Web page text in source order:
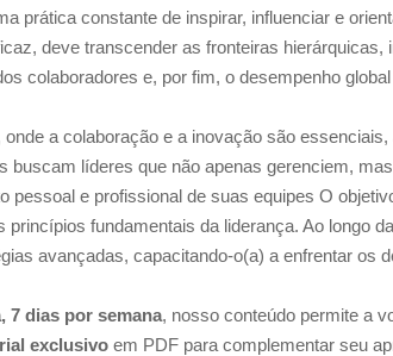
prática constante de inspirar, influenciar e
deve transcender as fronteiras hierárquicas,
colaboradores e, por fim, o desempenho
a colaboração e a inovação são
buscam líderes que não apenas gerenciem,
pessoal e profissional de suas equipes O
princípios fundamentais da liderança. Ao longo
avançadas, capacitando-o(a) a enfrentar os
7 dias por semana, nosso conteúdo permite a
exclusivo em PDF para complementar seu